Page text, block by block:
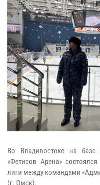
Во Владивостоке на базе
«Фетисов Арена»
лиги между командами
(г. Омск).